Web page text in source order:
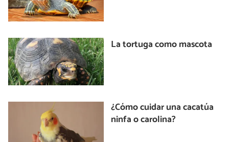
La tortuga como mascota
¿Cómo cuidar una cacatúa
ninfa o carolina?